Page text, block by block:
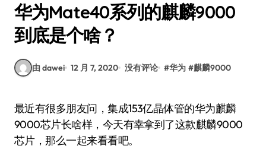
华为Mate40系列的麒麟9000
到底是个啥？
由 dawei 12 月 7, 2020 没有评论 #华为 #麒麟9000
最近有很多朋友问，集成153亿晶体管的华为麒麟
9000芯片长啥样，今天有幸拿到了这款麒麟9000
芯片，那么一起来看看吧。